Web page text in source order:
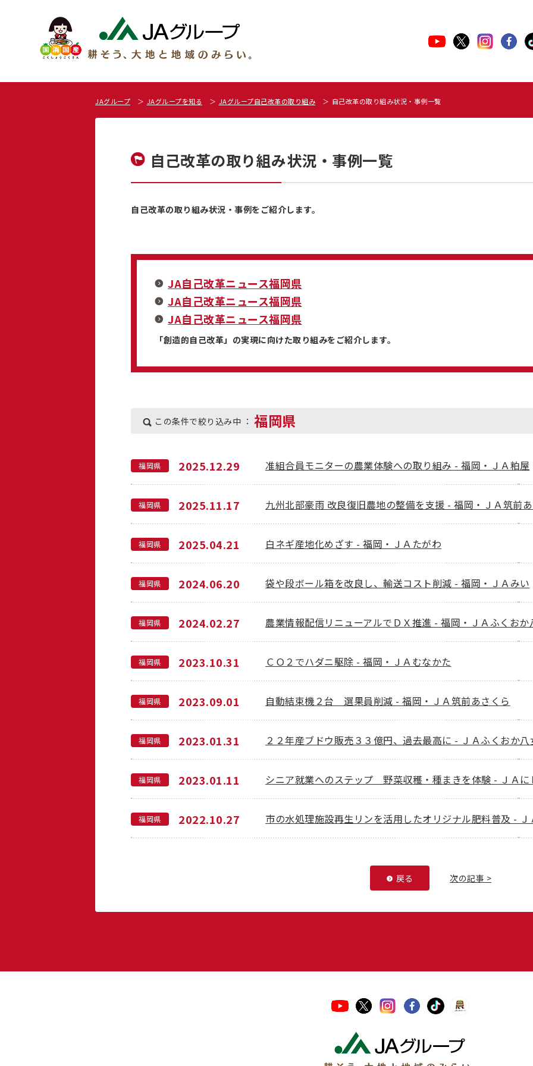
JAグループ JAグループを知る JAグループ自己改革の取り組み 自己改革の取り組み状況・事例一覧
自己改革の取り組み状況・事例一覧
自己改革の取り組み状況・事例をご紹介します。
JA自己改革ニュース福岡県
JA自己改革ニュース福岡県
JA自己改革ニュース福岡県
「創造的自己改革」の実現に向けた取り組みをご紹介します。
この条件で絞り込み中 ： 福岡県
福岡県 2025.12.29 准組合員モニターの農業体験への取り組み - 福岡・ＪＡ粕屋
福岡県 2025.11.17 九州北部豪雨 改良復旧農地の整備を支援 - 福岡・ＪＡ筑前
福岡県 2025.04.21 白ネギ産地化めざす - 福岡・ＪＡたがわ
福岡県 2024.06.20 袋や段ボール箱を改良し、輸送コスト削減 - 福岡・ＪＡみい
福岡県 2024.02.27 農業情報配信リニューアルでＤＸ推進 - 福岡・ＪＡふくおか
福岡県 2023.10.31 ＣＯ２でハダニ駆除 - 福岡・ＪＡむなかた
福岡県 2023.09.01 自動結束機２台 選果員削減 - 福岡・ＪＡ筑前あさくら
福岡県 2023.01.31 ２２年産ブドウ販売３３億円、過去最高に - ＪＡふくおか八
福岡県 2023.01.11 シニア就業へのステップ 野菜収穫・種まきを体験 - ＪＡに
福岡県 2022.10.27 市の水処理施設再生リンを活用したオリジナル肥料普及 - Ｊ
次の記事 >
戻る